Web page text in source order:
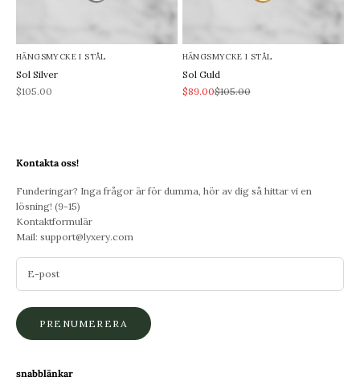
HÄNGSMYCKE I STÅL
Sol Silver
REA-pris
$105.00
HÄNGSMYCKE I STÅL
Sol Guld
REA-pris
$89.00Pris
$105.00
Kontakta oss!
Funderingar? Inga frågor är för dumma, hör av dig så hittar vi en
lösning! (9-15)
Kontaktformulär
Mail: support@lyxery.com
PRENUMERERA
snabblänkar